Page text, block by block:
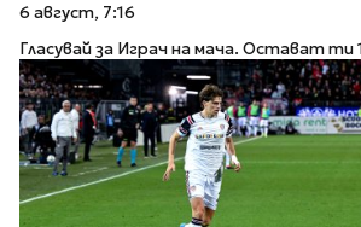
6 август, 7:16
Гласувай за Играч на мача. Остават ти